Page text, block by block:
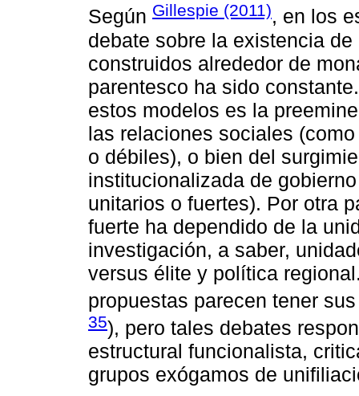
Según Gillespie (2011), en los
debate sobre la existencia
construidos alrededor de
parentesco ha sido
estos modelos es la
las relaciones sociales
o débiles), o bien del
institucionalizada de
unitarios o fuertes). Por otra
fuerte ha dependido de la
investigación, a saber,
versus élite y política
propuestas parecen tener
35), pero tales debates
estructural funcionalista,
grupos exógamos de